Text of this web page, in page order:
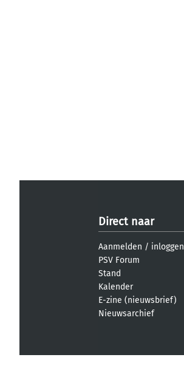
Direct naar
Aanmelden / inloggen
PSV Forum
Stand
Kalender
E-zine (nieuwsbrief)
Nieuwsarchief